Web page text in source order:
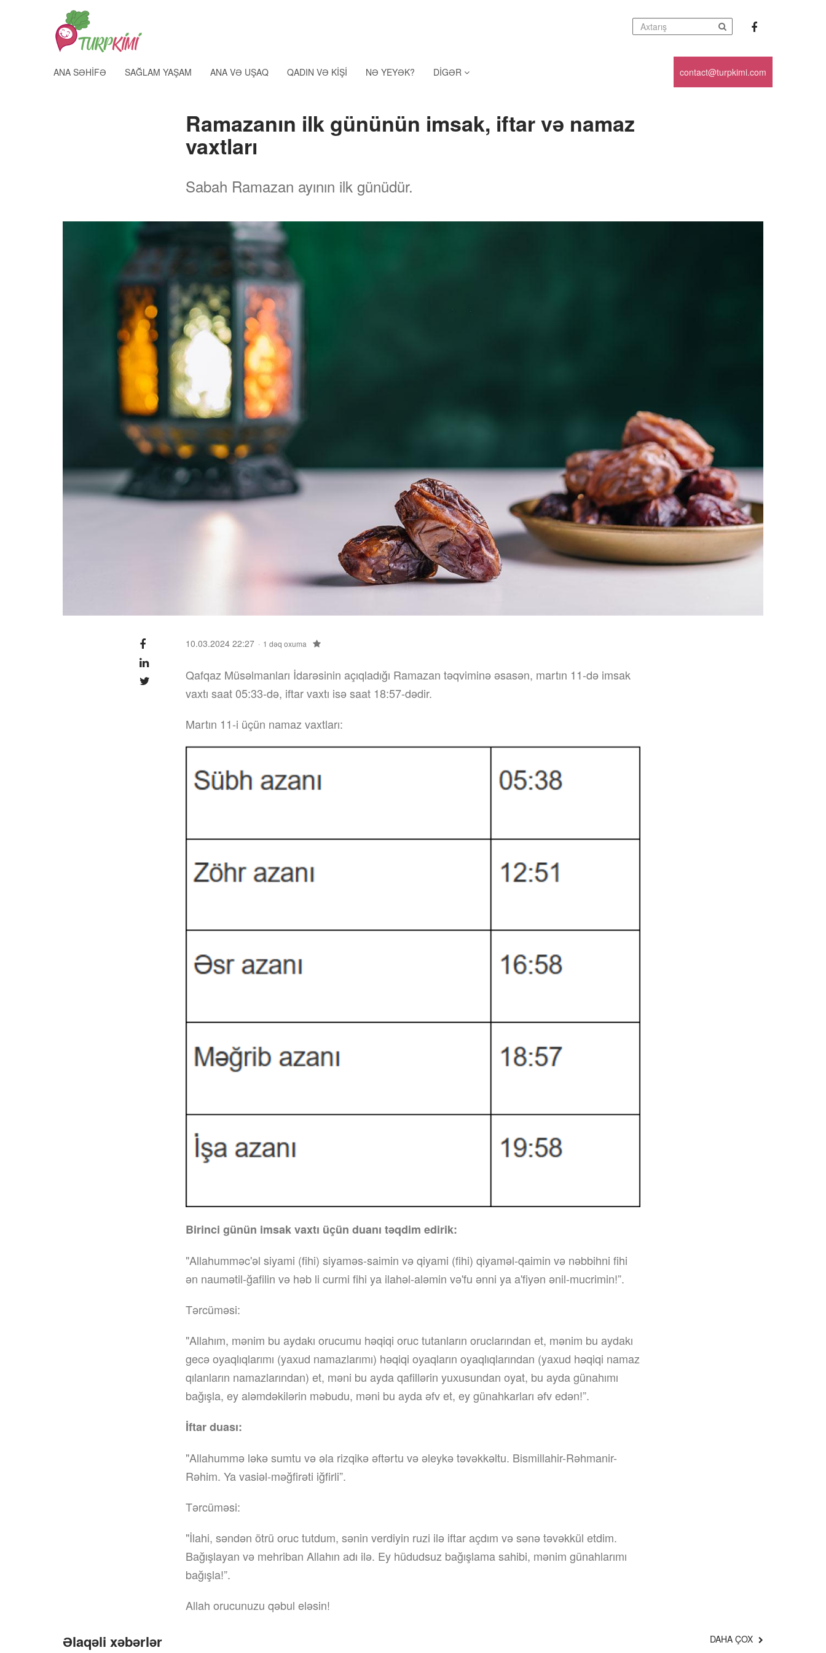
ANA SƏHIFƏ SAĞLAM YAŞAM ANA VƏ UŞAQ QADIN VƏ KIŞI NƏ YEYƏK? DIGƏR contact@turpkimi.com
Ramazanın ilk gününün imsak, iftar və namaz
vaxtları
Sabah Ramazan ayının ilk günüdür.
10.03.2024 22:27 1 dəq oxuma
Qafqaz Müsəlmanları İdarəsinin açıqladığı Ramazan təqviminə əsasən, martın 11-də imsak
vaxtı saat 05:33-də, iftar vaxtı isə saat 18:57-dədir.
Martın 11-i üçün namaz vaxtları:
Birinci günün imsak vaxtı üçün duanı təqdim edirik:
"Allahumməc'əl siyami (fihi) siyaməs-saimin və qiyami (fihi) qiyaməl-qaimin və nəbbihni fihi
ən naumətil-ğafilin və həb li curmi fihi ya ilahəl-aləmin və'fu ənni ya a'fiyən ənil-mucrimin!”.
Tərcüməsi:
"Allahım, mənim bu aydakı orucumu həqiqi oruc tutanların oruclarından et, mənim bu aydakı
gecə oyaqlıqlarımı (yaхud namazlarımı) həqiqi oyaqların oyaqlıqlarından (yaхud həqiqi namaz
qılanların namazlarından) et, məni bu ayda qafillərin yuхusundan oyat, bu ayda günahımı
bağışla, ey aləmdəkilərin məbudu, məni bu ayda əfv et, ey günahkarları əfv edən!”.
İftar duası:
"Allahummə ləkə sumtu və əla rizqikə əftərtu və əleykə təvəkkəltu. Bismillahir-Rəhmanir-
Rəhim. Ya vasiəl-məğfirəti iğfirli”.
Tərcüməsi:
"İlahi, səndən ötrü oruc tutdum, sənin verdiyin ruzi ilə iftar açdım və sənə təvəkkül etdim.
Bağışlayan və mehriban Allahın adı ilə. Ey hüdudsuz bağışlama sahibi, mənim günahlarımı
bağışla!”.
Allah orucunuzu qəbul eləsin!
Əlaqəli xəbərlər DAHA ÇOX